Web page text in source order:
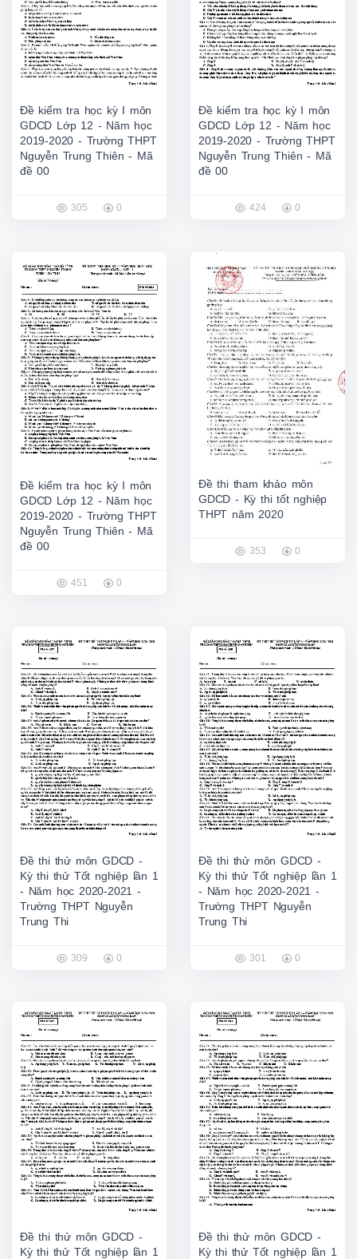
Đề kiểm tra học kỳ I môn
GDCD Lớp 12 - Năm học
2019-2020 - Trường THPT
Nguyễn Trung Thiên - Mã
đề 00
305 0
Đề kiểm tra học kỳ I môn
GDCD Lớp 12 - Năm học
2019-2020 - Trường THPT
Nguyễn Trung Thiên - Mã
đề 00
424 0
Đề kiểm tra học kỳ I môn
GDCD Lớp 12 - Năm học
2019-2020 - Trường THPT
Nguyễn Trung Thiên - Mã
đề 00
451 0
Đề thi tham khảo môn
GDCD - Kỳ thi tốt nghiệp
THPT năm 2020
353 0
Đề thi thử môn GDCD -
Kỳ thi thử Tốt nghiệp lần 1
- Năm học 2020-2021 -
Trường THPT Nguyễn
Trung Thi
309 0
Đề thi thử môn GDCD -
Kỳ thi thử Tốt nghiệp lần 1
- Năm học 2020-2021 -
Trường THPT Nguyễn
Trung Thi
301 0
Đề thi thử môn GDCD -
Kỳ thi thử Tốt nghiệp lần 1
Đề thi thử môn GDCD -
Kỳ thi thử Tốt nghiệp lần 1